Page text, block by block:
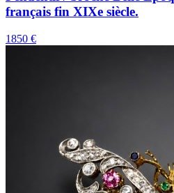
français fin XIXe siècle.
1850 €